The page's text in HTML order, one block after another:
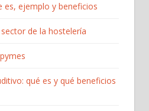
es, ejemplo y beneficios
de la hostelería
qué es y qué beneficios